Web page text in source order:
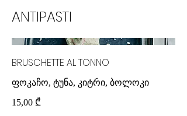
ANTIPASTI
BRUSCHETTE AL TONNO
ფოკაჩო, ტუნა, კიტრი, ბოლოკი
15,00 ₾